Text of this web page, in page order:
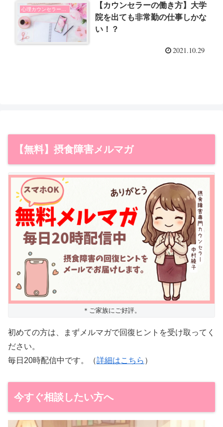
【カウンセラーの働き方】大学
院を出ても非常勤の仕事しかな
い！？
2021.10.29
【無料】摂食障害メルマガ
＊ご家族にご好評。
初めての方は、まずメルマガで回復ヒントを受け取ってく
ださい。
毎日20時配信中です。（詳細はこちら ）
今すぐ相談したい方へ